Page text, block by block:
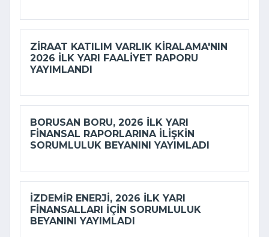
ZIRAAT KATILIM VARLIK KIRALAMA'NIN
2026 ILK YARI FAALIYET RAPORU
YAYIMLANDI
BORUSAN BORU, 2026 ILK YARI
FINANSAL RAPORLARINA ILIŞKIN
SORUMLULUK BEYANINI YAYIMLADI
İZDEMİR ENERJI, 2026 ILK YARI
FINANSALLARI IÇIN SORUMLULUK
BEYANINI YAYIMLADI